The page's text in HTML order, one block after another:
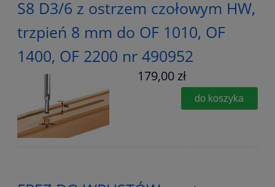
S8 D3/6 z ostrzem czołowym HW,
trzpień 8 mm do OF 1010, OF
1400, OF 2200 nr 490952
179,00 zł
do koszyka